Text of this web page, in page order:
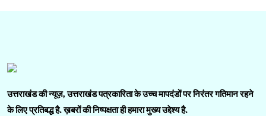
उत्तराखंड की न्यूज़, उत्तराखंड पत्रकारिता के उच्च मापदंडों पर निरंतर गतिमान रहने
के लिए प्रतिबद्ध है. ख़बरों की निष्पक्षता ही हमारा मुख्य उद्देश्य है.